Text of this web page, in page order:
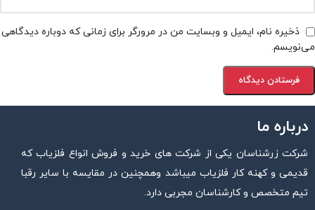
ذخیره نام، ایمیل و وبسایت من در مرورگر برای زمانی که دوباره دیدگاهی
می‌نویسم.
درباره ما
شرکت زرشناسان یکی از شرکت های خرید و فروش انواع فلزیاب که
قدیمی و کهنه کار فلزیاب میباشد وهمچنین در مقایسه با سایر رقبا
تیم متخصص و کارشناسان مجربی دارد.